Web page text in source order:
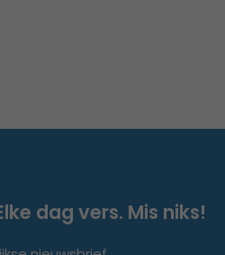
dag vers. Mis niks!